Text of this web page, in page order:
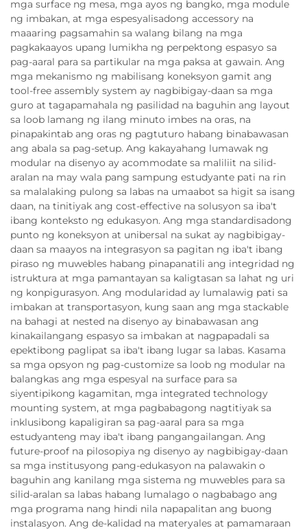
mga surface ng mesa, mga ayos ng bangko, mga module
ng imbakan, at mga espesyalisadong accessory na
maaaring pagsamahin sa walang bilang na mga
pagkakaayos upang lumikha ng perpektong espasyo sa
pag-aaral para sa partikular na mga paksa at gawain. Ang
mga mekanismo ng mabilisang koneksyon gamit ang
tool-free assembly system ay nagbibigay-daan sa mga
guro at tagapamahala ng pasilidad na baguhin ang layout
sa loob lamang ng ilang minuto imbes na oras, na
pinapakintab ang oras ng pagtuturo habang binabawasan
ang abala sa pag-setup. Ang kakayahang lumawak ng
modular na disenyo ay acommodate sa maliliit na silid-
aralan na may wala pang sampung estudyante pati na rin
sa malalaking pulong sa labas na umaabot sa higit sa isang
daan, na tinitiyak ang cost-effective na solusyon sa iba't
ibang konteksto ng edukasyon. Ang mga standardisadong
punto ng koneksyon at unibersal na sukat ay nagbibigay-
daan sa maayos na integrasyon sa pagitan ng iba't ibang
piraso ng muwebles habang pinapanatili ang integridad ng
istruktura at mga pamantayan sa kaligtasan sa lahat ng uri
ng konpigurasyon. Ang modularidad ay lumalawig pati sa
imbakan at transportasyon, kung saan ang mga stackable
na bahagi at nested na disenyo ay binabawasan ang
kinakailangang espasyo sa imbakan at nagpapadali sa
epektibong paglipat sa iba't ibang lugar sa labas. Kasama
sa mga opsyon ng pag-customize sa loob ng modular na
balangkas ang mga espesyal na surface para sa
siyentipikong kagamitan, mga integrated technology
mounting system, at mga pagbabagong nagtitiyak sa
inklusibong kapaligiran sa pag-aaral para sa mga
estudyanteng may iba't ibang pangangailangan. Ang
future-proof na pilosopiya ng disenyo ay nagbibigay-daan
sa mga institusyong pang-edukasyon na palawakin o
baguhin ang kanilang mga sistema ng muwebles para sa
silid-aralan sa labas habang lumalago o nagbabago ang
mga programa nang hindi nila napapalitan ang buong
instalasyon. Ang de-kalidad na materyales at pamamaraan